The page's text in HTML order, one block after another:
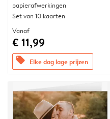
papierafwerkingen
Set van 10 kaarten
Vanaf
€ 11,99
offers Elke dag lage prijzen